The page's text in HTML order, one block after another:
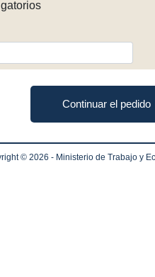
Continuar el pedido
© 2026 - Ministerio de Trabajo y